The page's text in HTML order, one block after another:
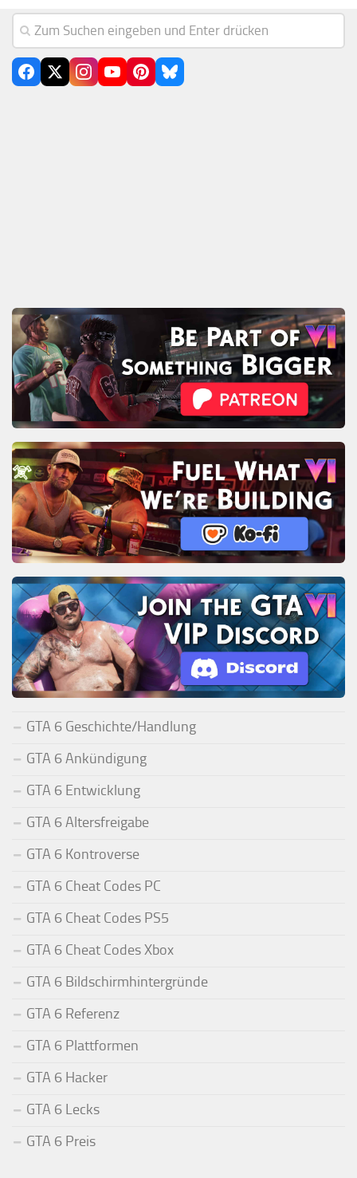
GTA 6 Geschichte/Handlung
GTA 6 Ankündigung
GTA 6 Entwicklung
GTA 6 Altersfreigabe
GTA 6 Kontroverse
GTA 6 Cheat Codes PC
GTA 6 Cheat Codes PS5
GTA 6 Cheat Codes Xbox
GTA 6 Bildschirmhintergründe
GTA 6 Referenz
GTA 6 Plattformen
GTA 6 Hacker
GTA 6 Lecks
GTA 6 Preis